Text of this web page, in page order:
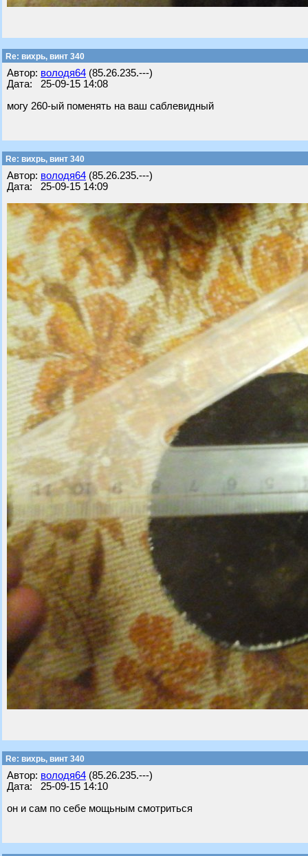
Re: вихрь, винт 340
Автор: володя64 (85.26.235.---)
Дата: 25-09-15 14:08
могу 260-ый поменять на ваш саблевидный
Re: вихрь, винт 340
Автор: володя64 (85.26.235.---)
Дата: 25-09-15 14:09
Re: вихрь, винт 340
Автор: володя64 (85.26.235.---)
Дата: 25-09-15 14:10
он и сам по себе мощьным смотриться